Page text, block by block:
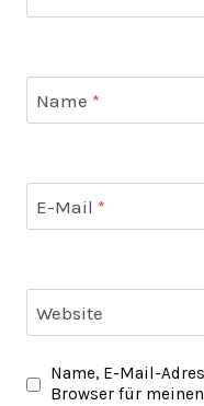
Name *
E-Mail *
Website
Name, E-Mail-
Browser für